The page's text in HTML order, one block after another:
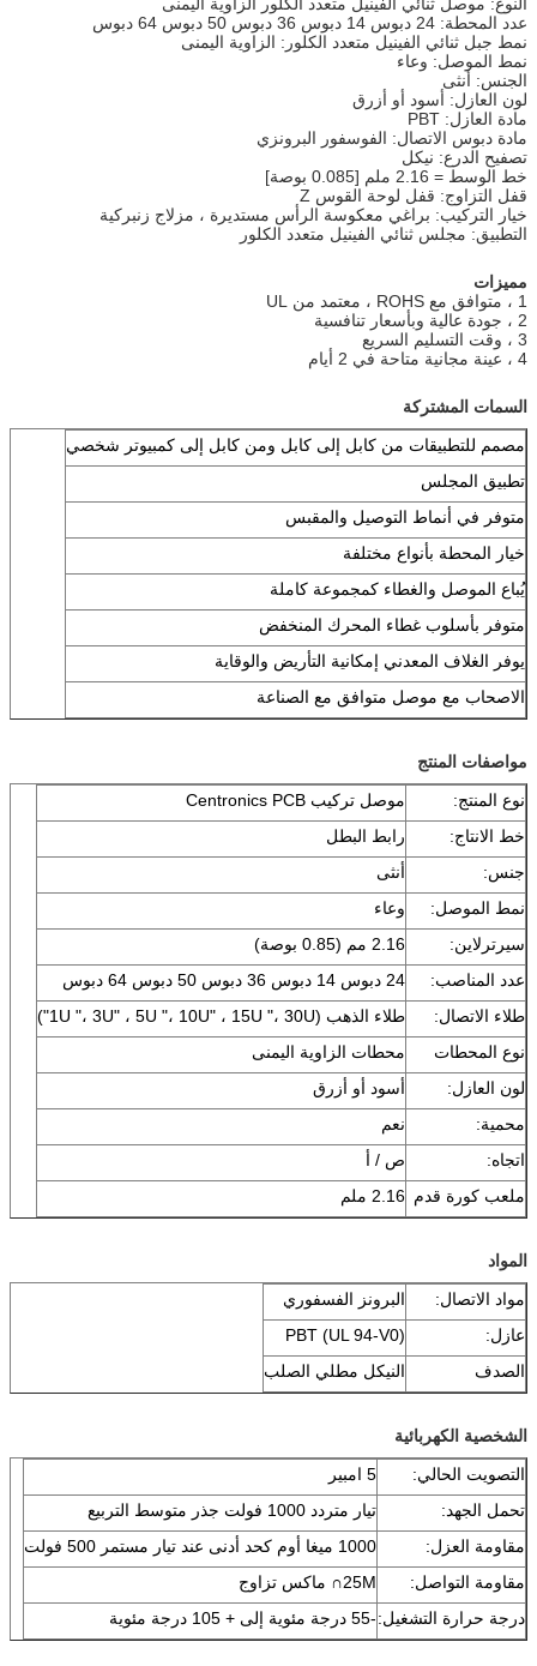
عدد المحطة: 24 دبوس 14 دبوس 36 دبوس 50 دبوس 64 دبوس
نمط جبل ثنائي الفينيل متعدد الكلور: الزاوية اليمنى
نمط الموصل: وعاء
الجنس: أنثى
لون العازل: أسود أو أزرق
مادة العازل: PBT
مادة دبوس الاتصال: الفوسفور البرونزي
تصفيح الدرع: نيكل
خط الوسط = 2.16 ملم [0.085 بوصة]
قفل التزاوج: قفل لوحة القوس Z
خيار التركيب: براغي معكوسة الرأس مستديرة ، مزلاج زنبركية
التطبيق: مجلس ثنائي الفينيل متعدد الكلور
مميزات
1 ، متوافق مع ROHS ، معتمد من UL
2 ، جودة عالية وبأسعار تنافسية
3 ، وقت التسليم السريع
4 ، عينة مجانية متاحة في 2 أيام
السمات المشتركة
مصمم للتطبيقات من كابل إلى كابل ومن كابل إلى كمبيوتر شخصي
تطبيق المجلس
متوفر في أنماط التوصيل والمقبس
خيار المحطة بأنواع مختلفة
يُباع الموصل والغطاء كمجموعة كاملة
متوفر بأسلوب غطاء المحرك المنخفض
يوفر الغلاف المعدني إمكانية التأريض والوقاية
الاصحاب مع موصل متوافق مع الصناعة
مواصفات المنتج
نوع المنتج:
موصل تركيب Centronics PCB
خط الانتاج:
رابط البطل
جنس:
أنثى
نمط الموصل:
وعاء
سيرترلاين:
2.16 مم (0.85 بوصة)
عدد المناصب:
24 دبوس 14 دبوس 36 دبوس 50 دبوس 64 دبوس
طلاء الاتصال:
طلاء الذهب (1U "، 3U" ، 5U "، 10U" ، 15U "، 30U")
نوع المحطات
محطات الزاوية اليمنى
لون العازل:
أسود أو أزرق
محمية:
نعم
اتجاه:
ص / أ
ملعب كورة قدم 2.16 ملم
المواد
مواد الاتصال:
البرونز الفسفوري
عازل:
PBT (UL 94-V0)
الصدف
النيكل مطلي الصلب
الشخصية الكهربائية
التصويت الحالي:
5 امبير
تحمل الجهد:
تيار متردد 1000 فولت جذر متوسط ​​التربيع
مقاومة العزل:
1000 ميغا أوم كحد أدنى عند تيار مستمر 500 فولت
مقاومة التواصل:
25M∩ ماكس تزاوج
درجة حرارة التشغيل:-55 درجة مئوية إلى + 105 درجة مئوية